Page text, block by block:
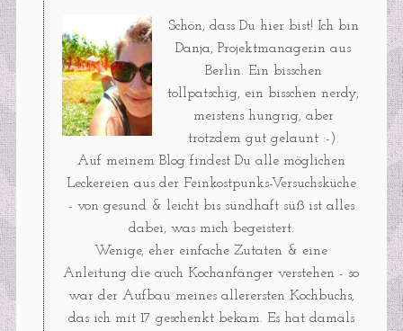
Schön, dass Du hier bist! Ich bin
Danja, Projektmanagerin aus
Berlin. Ein bisschen
tollpatschig, ein bisschen nerdy,
meistens hungrig, aber
trotzdem gut gelaunt :-).
Auf meinem Blog findest Du alle möglichen
Leckereien aus der Feinkostpunks-Versuchsküche
- von gesund & leicht bis sündhaft süß ist alles
dabei, was mich begeistert.
Wenige, eher einfache Zutaten & eine
Anleitung die auch Kochanfänger verstehen - so
war der Aufbau meines allerersten Kochbuchs,
das ich mit 17 geschenkt bekam. Es hat damals